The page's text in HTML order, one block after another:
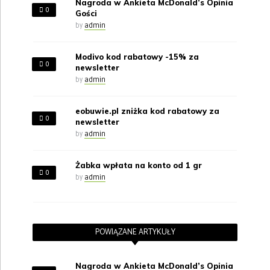
0
Nagroda w Ankieta McDonald’s Opinia
Gości
by admin
0
Modivo kod rabatowy -15% za
newsletter
by admin
0
eobuwie.pl zniżka kod rabatowy za
newsletter
by admin
0
Żabka wpłata na konto od 1 gr
by admin
POWIĄZANE ARTYKUŁY
Nagroda w Ankieta McDonald’s Opinia